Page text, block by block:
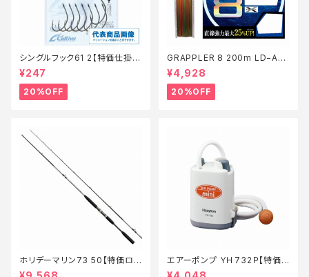
シングルフック61 2【特価仕掛】
【20】
¥247
20%OFF
GRAPPLER 8 200m LD−A61
S 5色 8【特価仕掛】【20】
¥4,928
20%OFF
ホリデーマリン73 50【特価ロッ
ド】【20】
エアーポンプ ＹＨ732Ｐ【特価
装備】【20】